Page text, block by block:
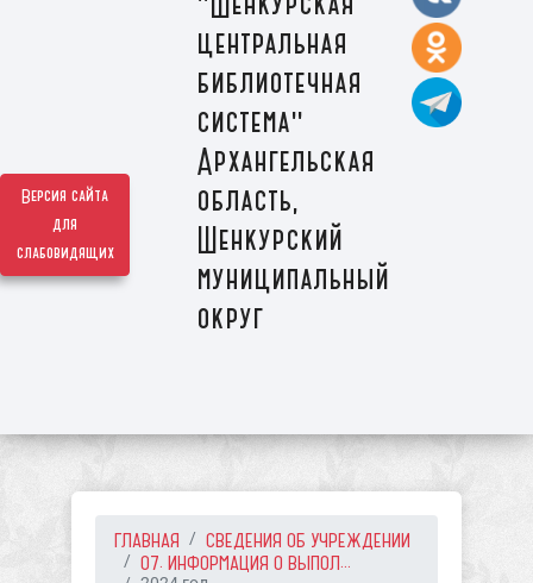
Версия сайта
для
слабовидящих
центральная
библиотечная
система"
Архангельская
область,
Шенкурский
муниципальный
округ
ГЛАВНАЯ
СВЕДЕНИЯ ОБ УЧРЕЖДЕНИИ
07. ИНФОРМАЦИЯ О ВЫПОЛ...